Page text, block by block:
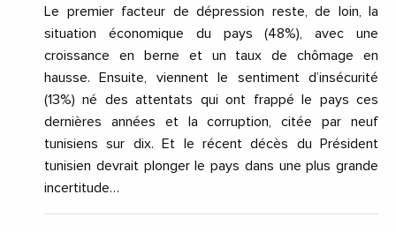
Le premier facteur de dépression reste, de loin, la
situation économique du pays (48%), avec une
croissance en berne et un taux de chômage en
hausse. Ensuite, viennent le sentiment d’insécurité
(13%) né des attentats qui ont frappé le pays ces
dernières années et la corruption, citée par neuf
tunisiens sur dix. Et le récent décès du Président
tunisien devrait plonger le pays dans une plus grande
incertitude…